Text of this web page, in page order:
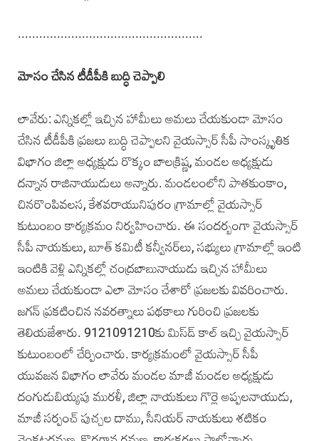
....................................................
మోసం చేసిన టీడీపీకి బుద్ధి చెప్పాలి
లావేరు: ఎన్నికల్లో ఇచ్చిన హామీలు అమలు చేయకుండా మోసం
చేసిన టీడీపీకి ప్రజలు బుద్ధి చెప్పాలని వైయస్సార్‌ సీపీ సాంస్కృతిక
విభాగం జిల్లా అధ్యక్షుడు రొక్కం బాలక్రిష్ణ, మండల అధ్యక్షుడు
దన్నాన రాజినాయుడులు అన్నారు. మండలంలోని పాతకుంకాం,
చినరొంపివలస, కేశవరాయునిపురం గ్రామాల్లో వైయస్సార్‌
కుటుంబం కార్యక్రమం నిర్వహించారు. ఈ సందర్బంగా వైయస్సార్‌
సీపీ నాయకులు, బూత్‌ కమిటీ కన్వీనర్‌లు, సభ్యులు గ్రామాల్లో ఇంటి
ఇంటికి వెళ్లి ఎన్నికల్లో చంద్రబాబునాయుడు ఇచ్చిన హామీలు
అమలు చేయకుండా ఎలా మోసం చేశారో ప్రజలకు వివరించారు.
జగన్‌ ప్రకటించిన నవరత్నాలు పథకాలు గురించి ప్రజలకు
తెలియజేశారు. 9121091210కు మిస్‌డ్ కాల్‌ ఇచ్చి వైయస్సార్‌
కుటుంబంలో చేర్పించారు. కార్యక్రమంలో వైయస్సార్‌ సీపీ
యువజన విభాగం లావేరు మండల మాజీ మండల అధ్యక్షుడు
దంగుడుబియ్యపు మురళీ, జిల్లా నాయకులు గొర్లె అప్పలనాయుడు,
మాజీ సర్పంచ్‌ పుచ్చల దాము, సీనియర్‌ నాయకులు శటికం